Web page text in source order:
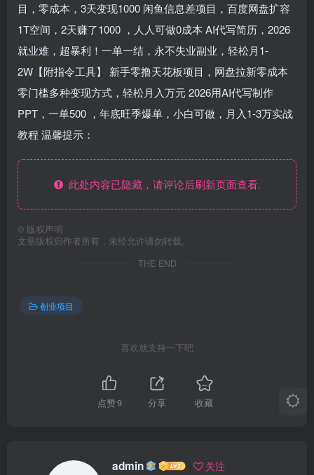
目，零成本，3天变现1000 闲鱼信息差项目，百度网盘扩容
1T空间，2天赚了1000 ，人人可做0成本 AI代写简历，2026
就业难，超暴利！一单一结，永不失业副业，轻松月1-
2W【附指令工具】 新手零撸天花板项目，网盘拉新零成本
零门槛多种变现方式，轻松月入万元 2026用AI代写制作
PPT，一单500 ，年底旺季爆单，小白可做，月入1-3万实战
教程 温馨提示：
此处内容已隐藏，请评论后刷新页面查看.
© 版权声明
文章版权归作者所有，未经允许请勿转载。
THE END
创业项目
喜欢就支持一下吧
点赞9 分享 收藏
admin 关注